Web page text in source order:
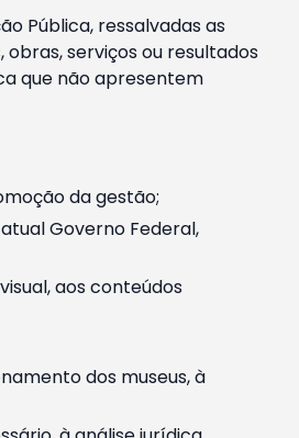
Pública, ressalvadas as
serviços ou resultados
que não apresentem
da gestão;
Governo Federal,
aos conteúdos
dos museus, à